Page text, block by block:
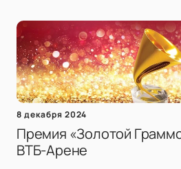
8 декабря 2024
Премия «Золотой
ВТБ-Арене